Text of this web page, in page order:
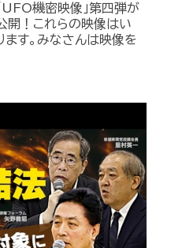
機密映像｣第四弾が
開！これらの映像はい
す。みなさんは映像を